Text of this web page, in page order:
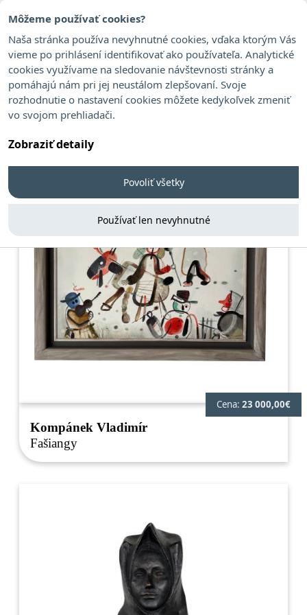
Môžeme používať cookies?
Naša stránka používa nevyhnutné cookies, vďaka ktorým Vás
vieme po prihlásení identifikovať ako používateľa. Analytické
cookies využívame na sledovanie návštevnosti stránky a
pomáhajú nám pri jej neustálom zlepšovaní. Svoje
rozhodnutie o nastavení cookies môžete kedykoľvek zmeniť
vo svojom prehliadači.
Zobraziť detaily
Povoliť všetky
Používať len nevyhnutné
Kompánek Vladimír
Cena: 23 000,00€
Kompánek Vladimír
Fašiangy